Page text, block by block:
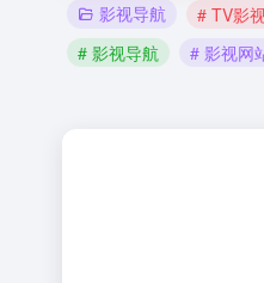
影视导航 # TV影
# 影视导航
# 影视网